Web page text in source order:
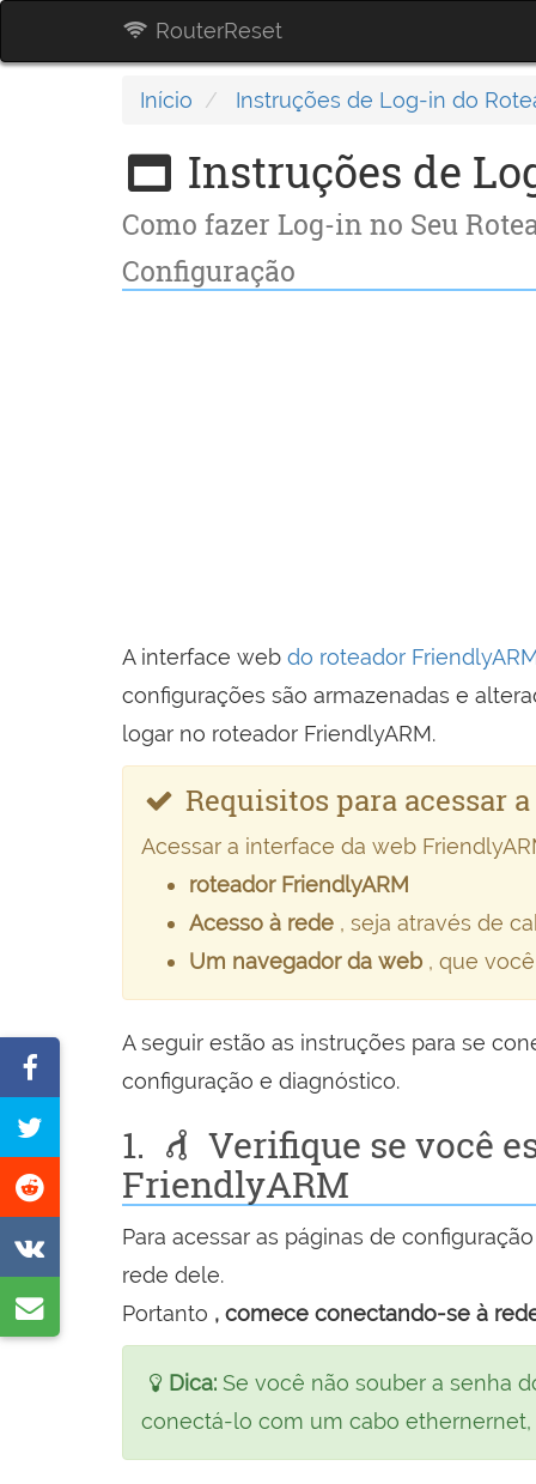
RouterReset
Início Instruções de Log-in do
Instruções de
Como fazer Log-in no Seu
Configuração
A interface web do roteador
configurações são armazenadas e
logar no roteador FriendlyARM.
Requisitos para acessar
Acessar a interface da web
roteador FriendlyARM
Acesso à rede , seja através de
Um navegador da web , que
A seguir estão as instruções para se
configuração e diagnóstico.
1.
Verifique se você
FriendlyARM
Para acessar as páginas de
rede dele.
Portanto , comece conectando-se à
Dica: Se você não souber a senha
conectá-lo com um cabo ethernernet,
no
Facebook
Tweetar
esta
página
Partilhar
na
Reddit
Partilhar
na
VK
Partilhar
por